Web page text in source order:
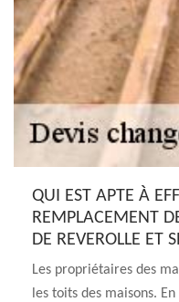
QUI EST APTE À
REMPLACEMENT
DE REVEROLLE ET
Les propriétaires des
les toits des maisons.